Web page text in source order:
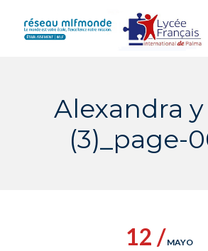
content
Alexandra
(3)_page-
12 / MAYO